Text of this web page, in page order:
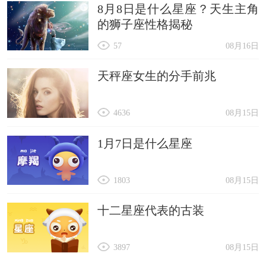
8月8日是什么星座？天生主角
的狮子座性格揭秘
08月16日
57
天秤座女生的分手前兆
08月15日
4636
1月7日是什么星座
08月15日
1803
十二星座代表的古装
08月15日
3897